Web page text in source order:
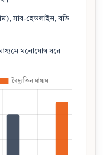
সাব-হেডলাইন, বডি
মনোযোগ ধরে